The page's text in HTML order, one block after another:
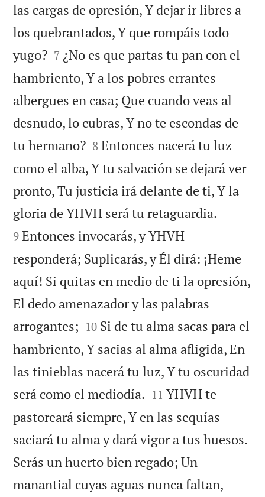
las cargas de opresión, Y dejar ir libres a
los quebrantados, Y que rompáis todo
yugo?
7 ¿No es que partas tu pan con el
hambriento, Y a los pobres errantes
albergues en casa; Que cuando veas al
desnudo, lo cubras, Y no te escondas de
tu hermano?
8 Entonces nacerá tu luz
como el alba, Y tu salvación se dejará ver
pronto, Tu justicia irá delante de ti, Y la
gloria de YHVH será tu retaguardia.
9 Entonces invocarás, y YHVH
responderá; Suplicarás, y Él dirá: ¡Heme
aquí! Si quitas en medio de ti la opresión,
El dedo amenazador y las palabras
arrogantes; 

10 Si de tu alma sacas para el
hambriento, Y sacias al alma afligida, En
las tinieblas nacerá tu luz, Y tu oscuridad
será como el mediodía. 

11 YHVH te
pastoreará siempre, Y en las sequías
saciará tu alma y dará vigor a tus huesos.
Serás un huerto bien regado; Un
manantial cuyas aguas nunca faltan,